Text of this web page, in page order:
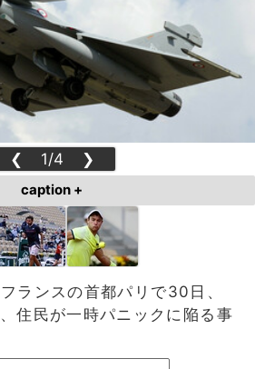
❮ 1/4 ❯
caption +
ランスの首都パリで30日、
住民が一時パニックに陥る事